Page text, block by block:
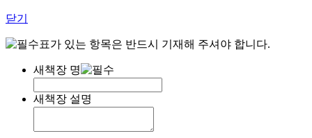
닫기
표가 있는 항목은 반드시 기재해 주셔야 합니다.
새책장 명
새책장 설명